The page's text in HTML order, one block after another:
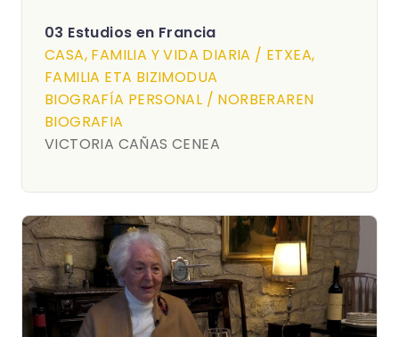
03 Estudios en Francia
CASA, FAMILIA Y VIDA DIARIA / ETXEA,
FAMILIA ETA BIZIMODUA
BIOGRAFÍA PERSONAL / NORBERAREN
BIOGRAFIA
VICTORIA CAÑAS CENEA